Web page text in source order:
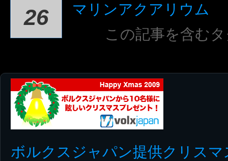
26
マリンアクアリウム
この記事を含む
ボルクスジャパン提供クリス